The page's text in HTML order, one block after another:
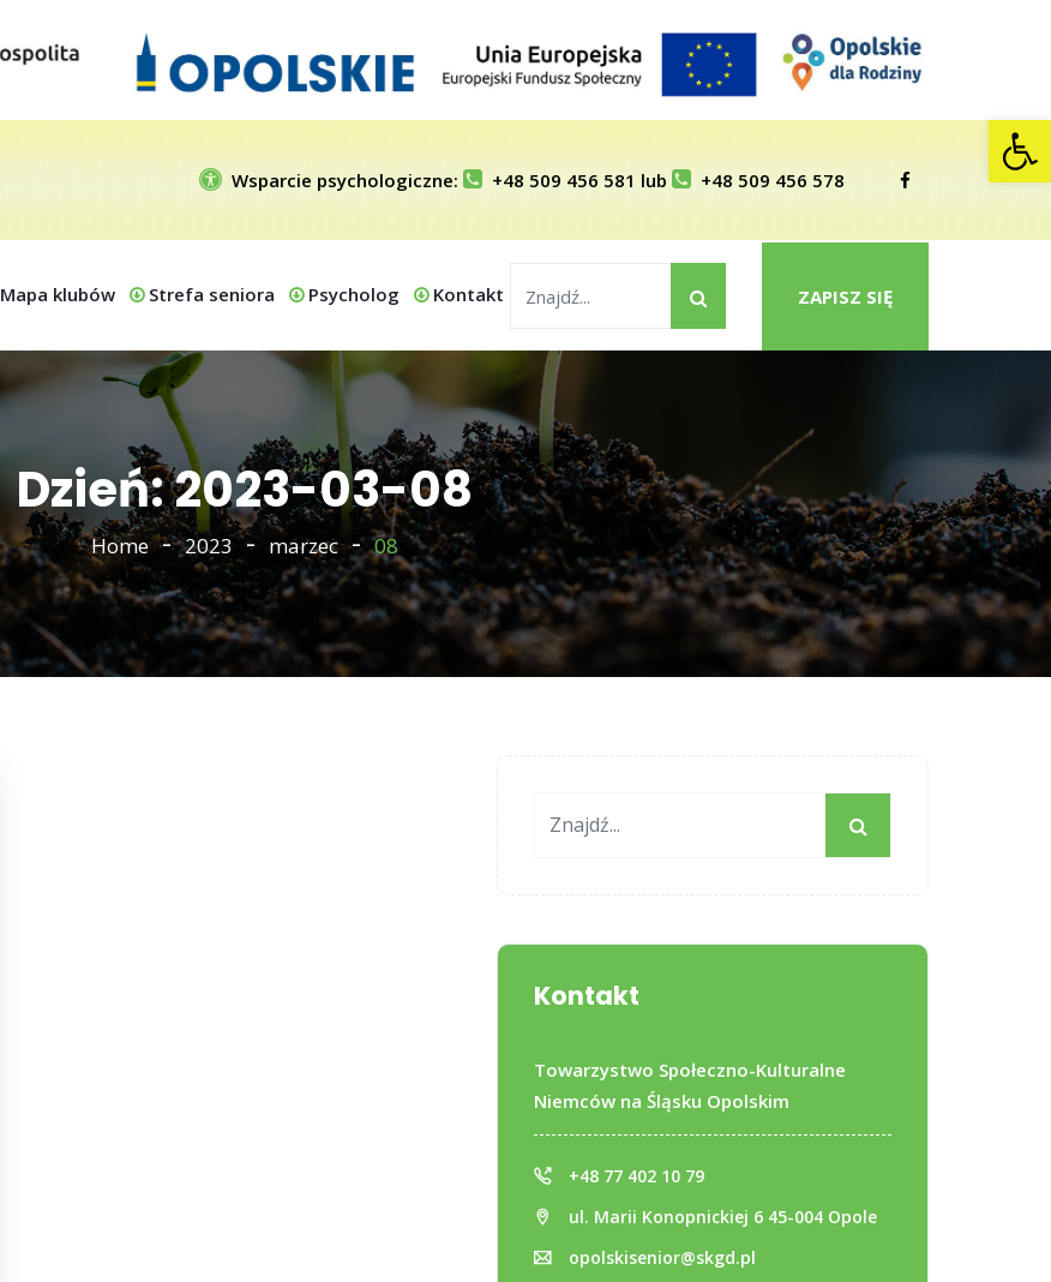
Wsparcie psychologiczne: +48 509 456 581 lub +48 509 456 578
Mapa klubów Strefa seniora Psycholog Kontakt ZAPISZ SIĘ
Dzień: 2023-03-08
Home 2023 marzec 08
Kontakt
Towarzystwo Społeczno-Kulturalne
Niemców na Śląsku Opolskim
+48 77 402 10 79
ul. Marii Konopnickiej 6 45-004 Opole
opolskisenior@skgd.pl